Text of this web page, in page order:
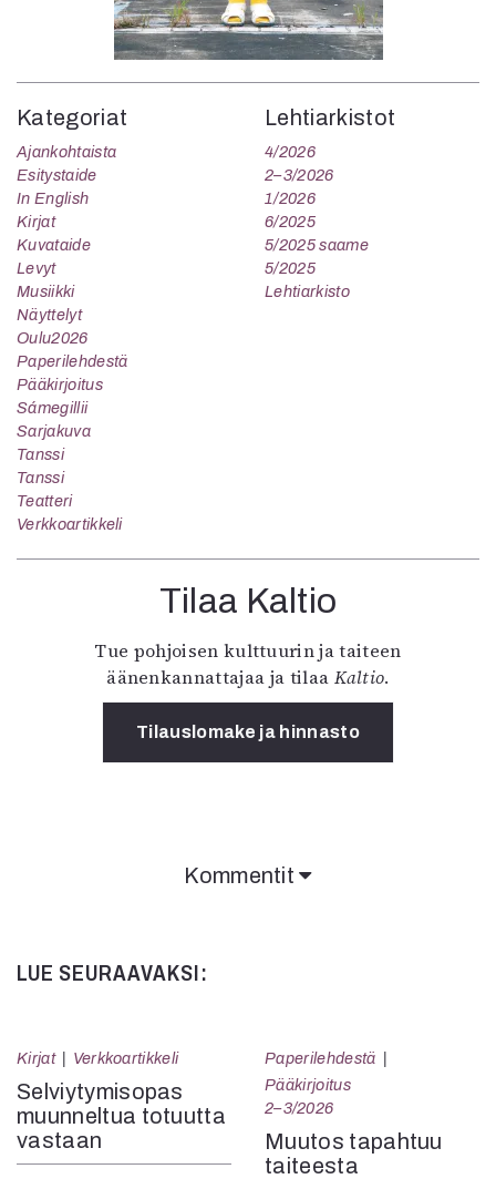
Kategoriat
Ajankohtaista
Esitystaide
In English
Kirjat
Kuvataide
Levyt
Musiikki
Näyttelyt
Oulu2026
Paperilehdestä
Pääkirjoitus
Sámegillii
Sarjakuva
Tanssi
Tanssi
Teatteri
Verkkoartikkeli
Lehtiarkistot
4/2026
2–3/2026
1/2026
6/2025
5/2025 saame
5/2025
Lehtiarkisto
Tilaa Kaltio
Tue pohjoisen kulttuurin ja taiteen
äänenkannattajaa ja tilaa Kaltio.
Tilauslomake ja hinnasto
Kommentit
LUE SEURAAVAKSI:
Kirjat Verkkoartikkeli
Selviytymisopas
muunneltua totuutta
vastaan
Paperilehdestä
Pääkirjoitus
2–3/2026
Muutos tapahtuu
taiteesta